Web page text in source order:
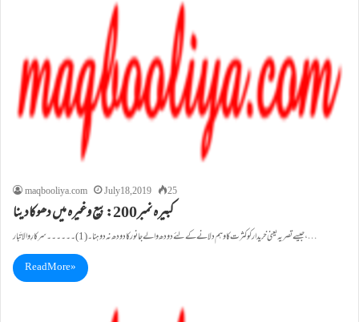
maqbooliya.com July 18, 2019 25
کبيرہ نمبر200: بيع وغيرہ ميں دھوکاد ینا
جيسے تصريہ یعنی خریدارکوکثرت کا وہم دلانے کے لئے دود ھ والے جانور کا دودھ نہ دوہنا۔ (1)۔۔۔۔۔۔سرکارِ والا تَبار،…
Read More »